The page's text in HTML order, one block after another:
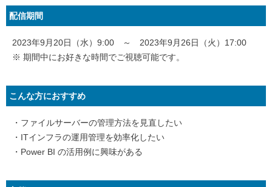
配信期間
2023年9月20日（水）9:00 ～ 2023年9月26日（火）17:00
※ 期間中にお好きな時間でご視聴可能です。
こんな方におすすめ
・ファイルサーバーの管理方法を見直したい
・ITインフラの運用管理を効率化したい
・Power BI の活用例に興味がある